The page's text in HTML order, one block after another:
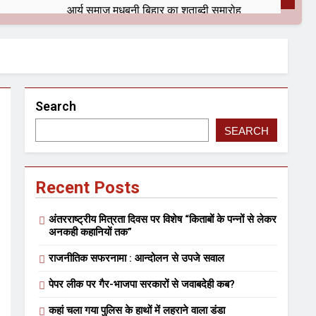
आर्य समाज मधुबनी बिहार का शताब्दी समारोह
9 Months Ago9 Months Ago
कितना बदल गया इंसान’ (सम्पादकीय)
बिहारी लाल
Search
SEARCH
Recent Posts
अंतरराष्ट्रीय मित्रता दिवस पर विशेष “किताबों के पन्नों से लेकर
अनकही कहानियों तक”
राजनीतिक सफरनामा : आन्दोलन से उपजे सवाल
पेपर लीक पर गैर-भाजपा सरकारों से जवाबदेही कब?
कहां चला गया पुलिस के हाथों में लहराने वाला डंडा